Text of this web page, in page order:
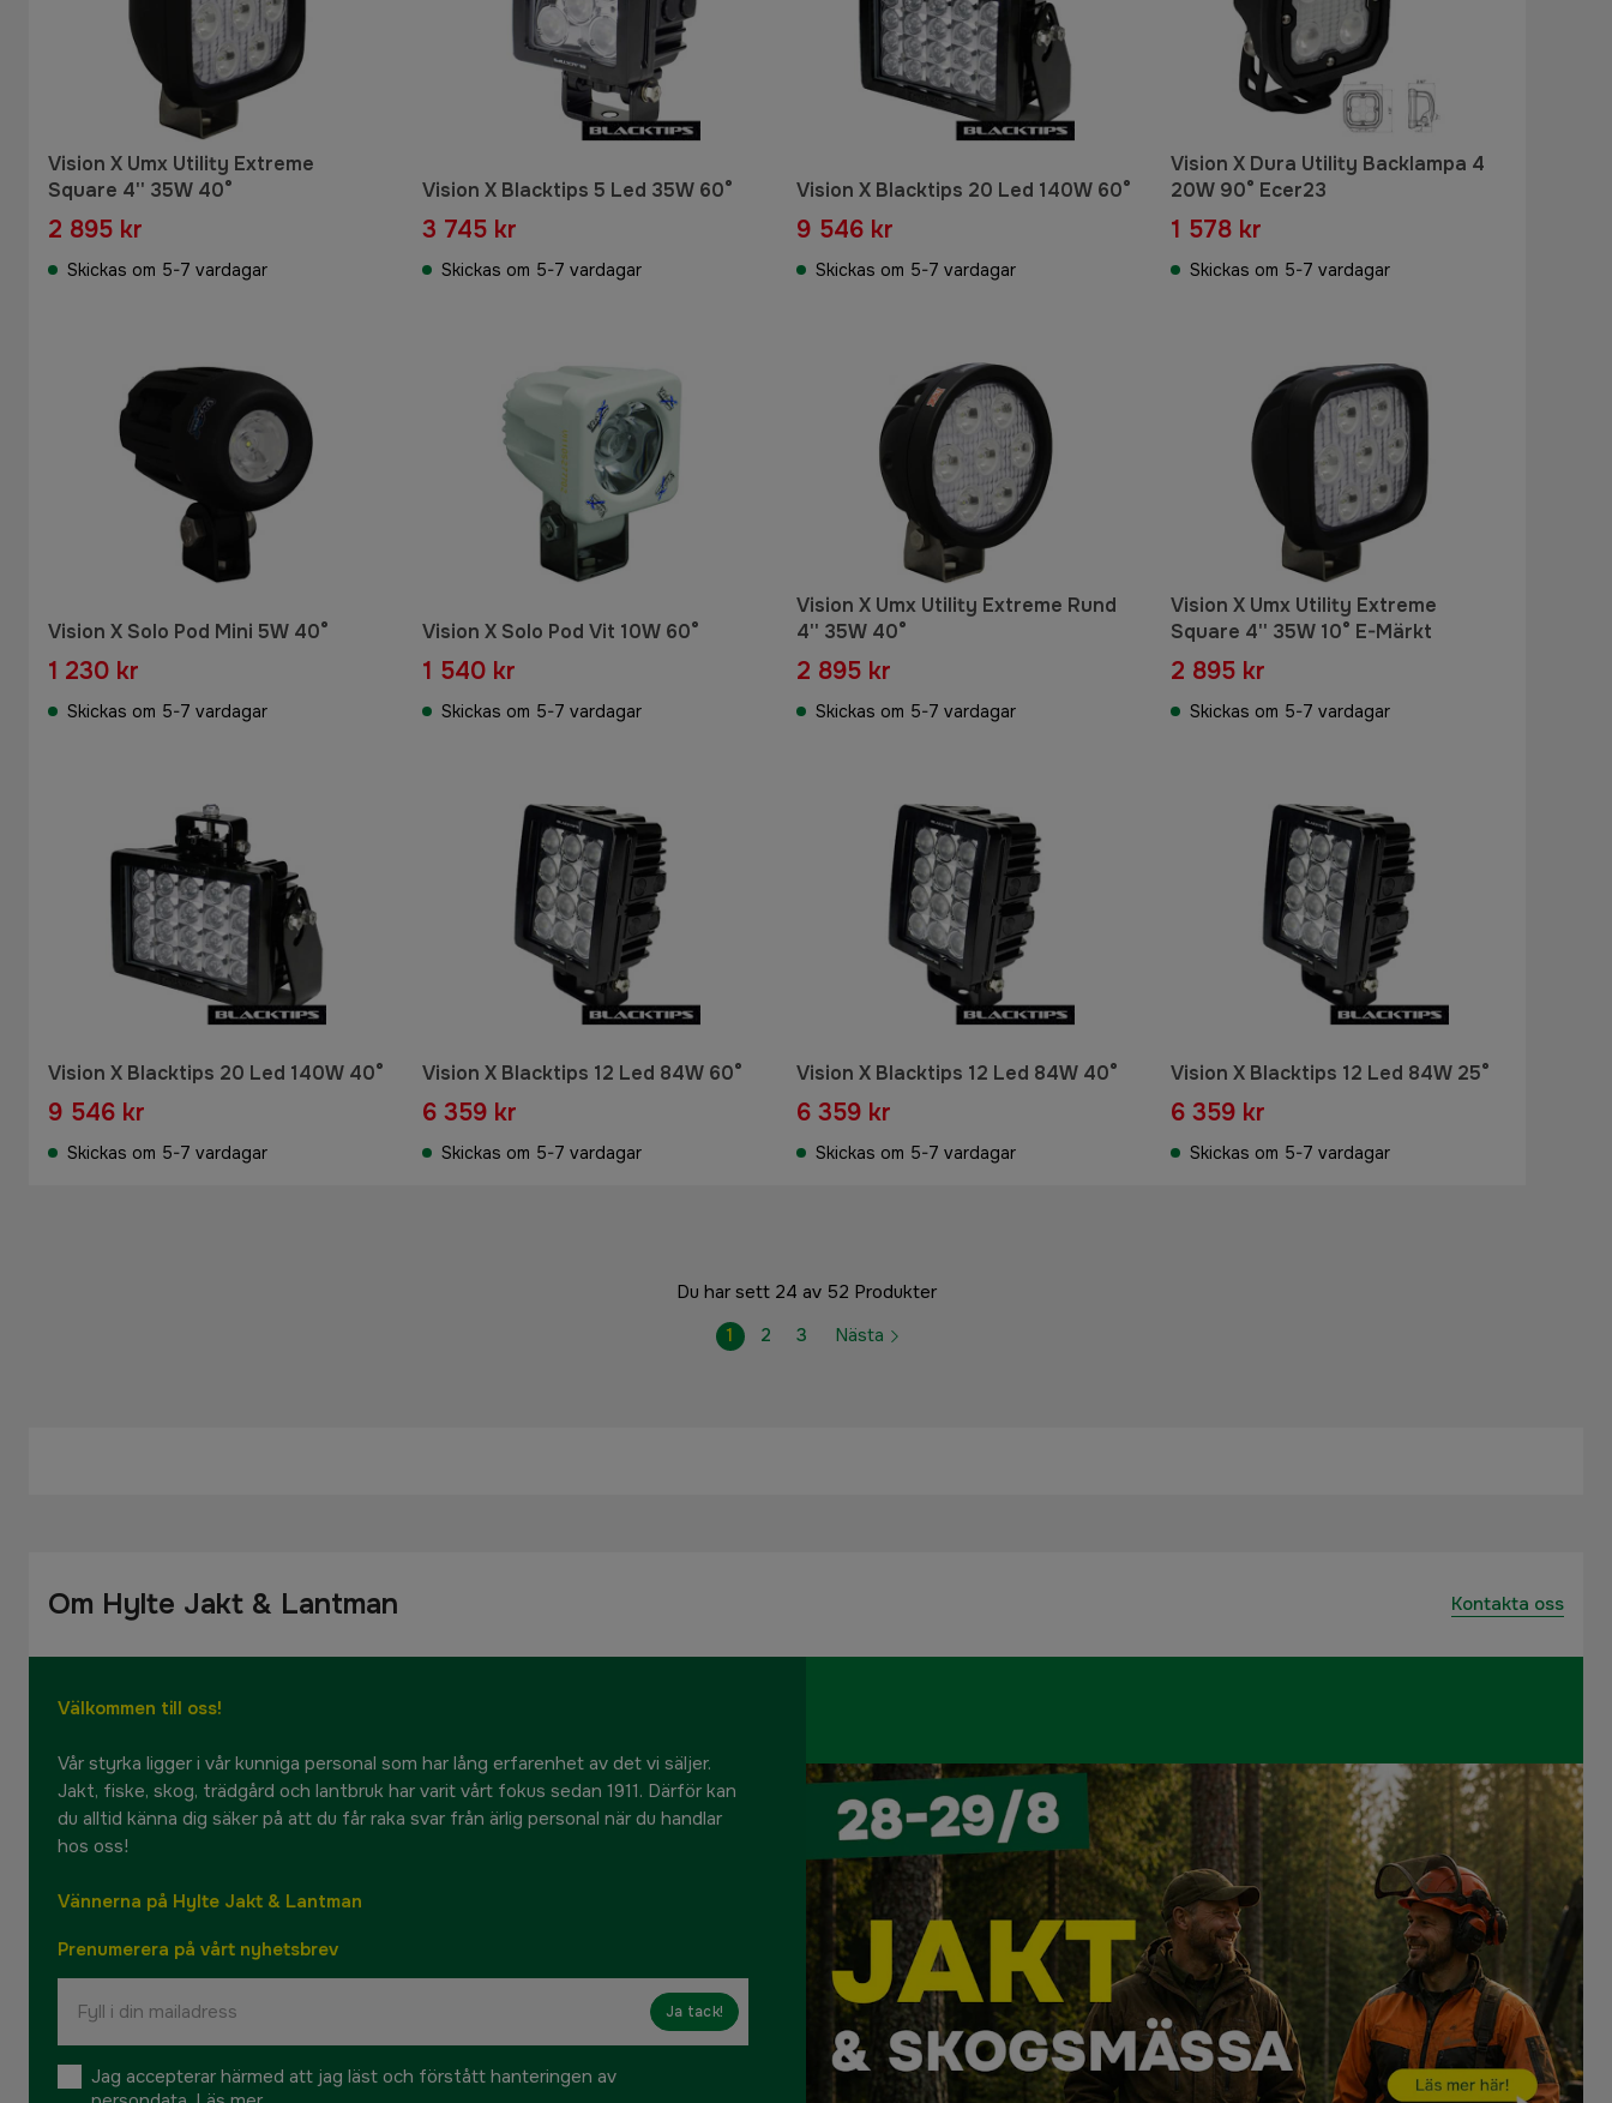
Vision X Umx Utility Extreme
Square 4'' 35W 40°
2 895 kr
Skickas om 5-7 vardagar
Vision X Blacktips 5 Led 35W 60°
3 745 kr
Skickas om 5-7 vardagar
Vision X Blacktips 20 Led 140W 60°
9 546 kr
Skickas om 5-7 vardagar
Vision X Dura Utility Backlampa 4
20W 90° Ecer23
1 578 kr
Skickas om 5-7 vardagar
Vision X Solo Pod Mini 5W 40°
1 230 kr
Skickas om 5-7 vardagar
Vision X Solo Pod Vit 10W 60°
1 540 kr
Skickas om 5-7 vardagar
Vision X Umx Utility Extreme Rund
4'' 35W 40°
2 895 kr
Skickas om 5-7 vardagar
Vision X Umx Utility Extreme
Square 4'' 35W 10° E-Märkt
2 895 kr
Skickas om 5-7 vardagar
Vision X Blacktips 20 Led 140W 40°
9 546 kr
Skickas om 5-7 vardagar
Vision X Blacktips 12 Led 84W 60°
6 359 kr
Skickas om 5-7 vardagar
Vision X Blacktips 12 Led 84W 40°
6 359 kr
Skickas om 5-7 vardagar
Vision X Blacktips 12 Led 84W 25°
6 359 kr
Skickas om 5-7 vardagar
Du har sett 24 av 52 Produkter
1
2 3 Nästa
Om Hylte Jakt & Lantman Kontakta oss
Välkommen till oss!
Vår styrka ligger i vår kunniga personal som har lång erfarenhet av det vi säljer.
Jakt, fiske, skog, trädgård och lantbruk har varit vårt fokus sedan 1911. Därför kan
du alltid känna dig säker på att du får raka svar från ärlig personal när du handlar
hos oss!
Vännerna på Hylte Jakt & Lantman
Prenumerera på vårt nyhetsbrev
Ja tack!
Jag accepterar härmed att jag läst och förstått hanteringen av